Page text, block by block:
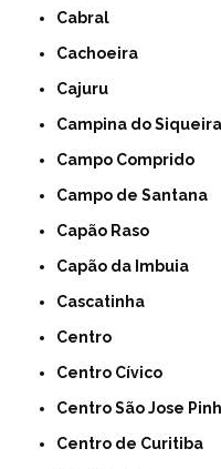
Cabral
Cachoeira
Cajuru
Campina do Siqueira
Campo Comprido
Campo de Santana
Capão Raso
Capão da Imbuia
Cascatinha
Centro
Centro Cívico
Centro São Jose
Centro de Curitiba